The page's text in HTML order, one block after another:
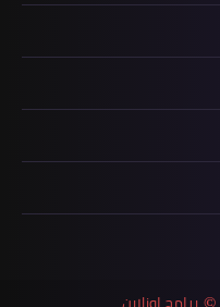
©